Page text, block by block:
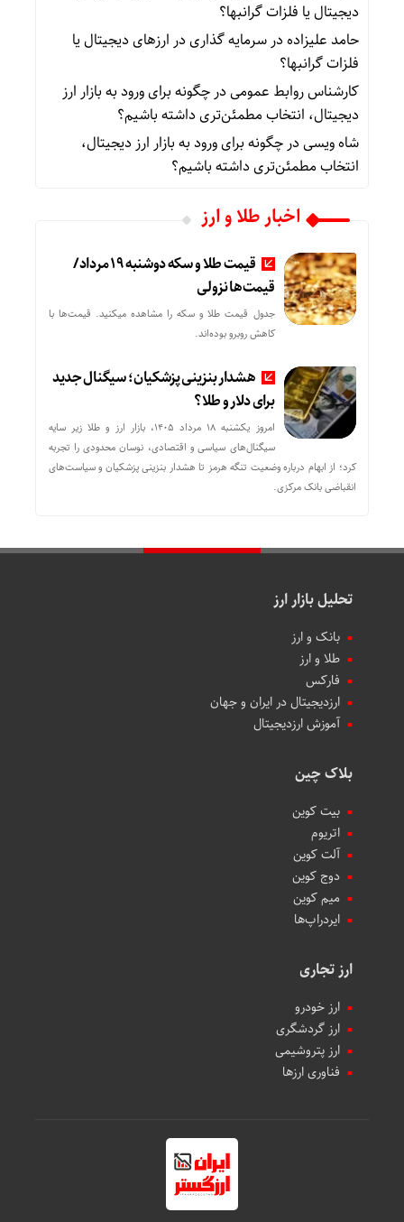
دیجیتال یا فلزات گرانبها؟
حامد علیزادهدرسرمایه گذاری در ارزهای دیجیتال یا
فلزات گرانبها؟
کارشناس روابط عمومیدرچگونه برای ورود به بازار ارز
دیجیتال، انتخاب مطمئن‌تری داشته باشیم؟
شاه ویسیدرچگونه برای ورود به بازار ارز دیجیتال،
انتخاب مطمئن‌تری داشته باشیم؟
اخبار طلا و ارز
قیمت طلا و سکه دوشنبه 19 مرداد/
قیمت‌ها نزولی
جدول قیمت طلا و سکه را مشاهده میکنید. قیمت‌ها با
کاهش روبرو بوده‌اند.
هشدار بنزینی پزشکیان؛ سیگنال جدید
برای دلار و طلا؟
امروز یکشنبه ۱۸ مرداد ۱۴۰۵، بازار ارز و طلا زیر سایه
سیگنال‌های سیاسی و اقتصادی، نوسان محدودی را تجربه
کرد؛ از ابهام درباره وضعیت تنگه هرمز تا هشدار بنزینی پزشکیان و سیاست‌های
انقباضی بانک مرکزی.
تحلیل بازار ارز
بانک و ارز
طلا و ارز
فارکس
ارزدیجیتال در ایران و جهان
آموزش ارزدیجیتال
بلاک چین
بیت کوین
اتریوم
آلت کوین
دوج کوین
میم کوین‌
ایردراپ‌ها
ارز تجاری
ارز خودرو
ارز گردشگری
ارز پتروشیمی
فناوری ارزها